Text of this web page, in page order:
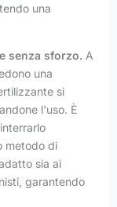
una
senza sforzo. A
una
si
l'uso. È
metodo di
sia ai
garantendo